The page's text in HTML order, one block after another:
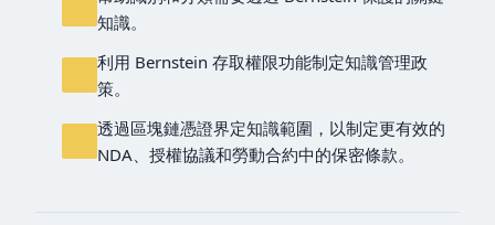
知識。
利用 Bernstein 存取權限功能制定知識管理政
策。
透過區塊鏈憑證界定知識範圍，以制定更有效的
NDA、授權協議和勞動合約中的保密條款。